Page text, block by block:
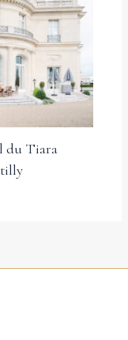
du Tiara